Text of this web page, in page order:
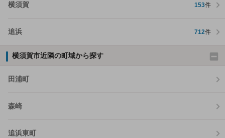
横須賀 153件
追浜 712件
横須賀市近隣の町域から探す
田浦町
森崎
追浜東町